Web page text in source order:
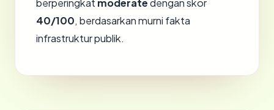
berperingkat moderatedengan skor
40/100, berdasarkan murni fakta
infrastruktur publik.